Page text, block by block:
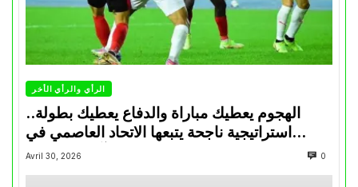
الرأي والرأي الأخر
الهجوم يعطيك مباراة والدفاع يعطيك بطولة..
استراتيجية ناجحة يتبعها الاتحاد العاصمي في
تتويجاته آخر السنوات
Avril 30, 2026 0